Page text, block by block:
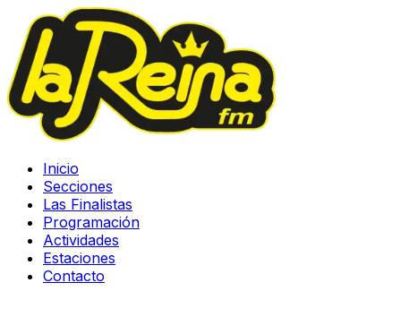
Inicio
Secciones
Las Finalistas
Programación
Actividades
Estaciones
Contacto